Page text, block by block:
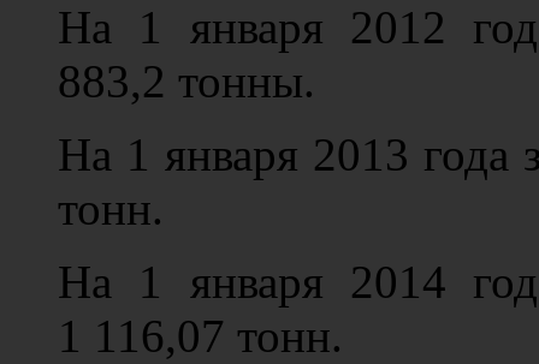
На 1 января 2012
883,2 тонны.
На 1 января 2013 года
тонн.
На 1 января 2014
1 116,07 тонн.